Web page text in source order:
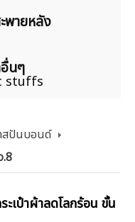
พายหลัง
นๆ
stuffs
สปันบอนด์
เป๋าผ้าลดโลกร้อน ขั้น